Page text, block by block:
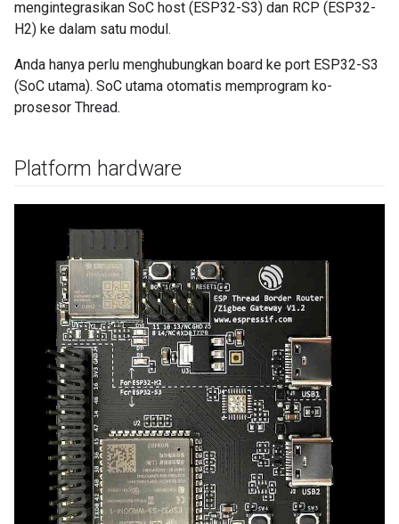
mengintegrasikan SoC host (ESP32-S3) dan RCP (ESP32-
H2) ke dalam satu modul.
Anda hanya perlu menghubungkan board ke port ESP32-S3
(SoC utama). SoC utama otomatis memprogram ko-
prosesor Thread.
Platform hardware